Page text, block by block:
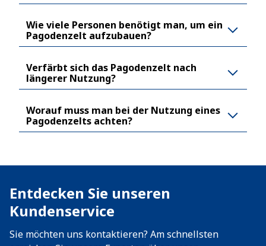
Wie viele Personen benötigt man, um ein
Pagodenzelt aufzubauen?
Verfärbt sich das Pagodenzelt nach
längerer Nutzung?
Worauf muss man bei der Nutzung eines
Pagodenzelts achten?
Entdecken Sie unseren
Kundenservice
Sie möchten uns kontaktieren? Am schnellsten